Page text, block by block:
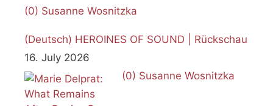
(0) Susanne Wosnitzka
(Deutsch) HEROINES OF SOUND | Rückschau
16. July 2026
(0) Susanne Wosnitzka